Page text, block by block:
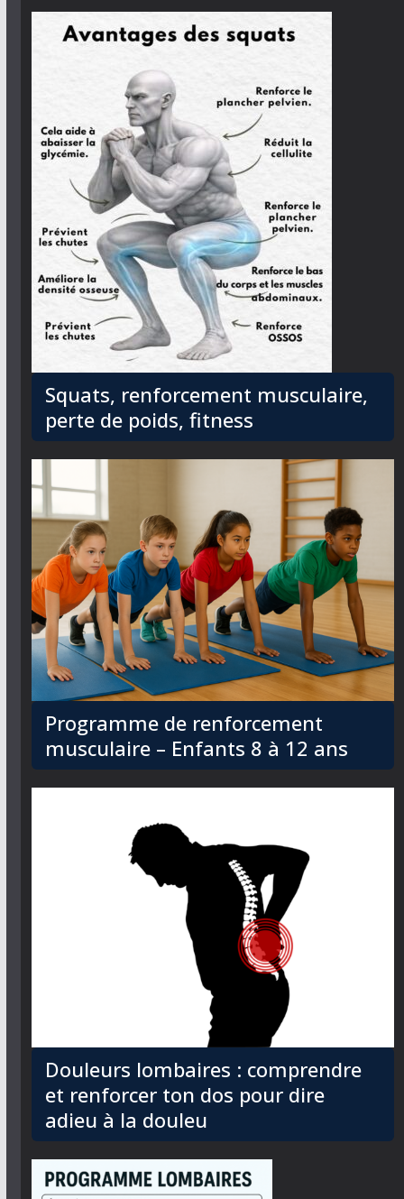
Squats, renforcement musculaire,
perte de poids, fitness
Programme de renforcement
musculaire – Enfants 8 à 12 ans
Douleurs lombaires : comprendre
et renforcer ton dos pour dire
adieu à la douleu